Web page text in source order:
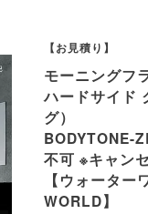
【お見積り】
モーニングフ
ハードサイド
グ）
BODYTONE-
不可 ※キャン
【ウォーター
WORLD】